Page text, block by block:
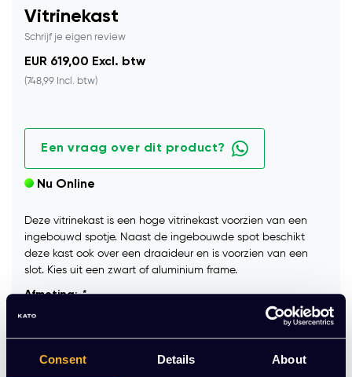
Consent Details About
Vitrinekast
Schrijf je eigen review
EUR 619,00 Excl. btw
(748,99 Incl. btw)
Een vraag over dit product?
Nu Online
Deze vitrinekast is een hoge vitrinekast voorzien van een
ingebouwd spotje. Naast de ingebouwde spot beschikt
deze kast ook over een draaideur en is voorzien van een
slot. Kies uit een zwart of aluminium frame.
Afmeting:*
Kleur:*